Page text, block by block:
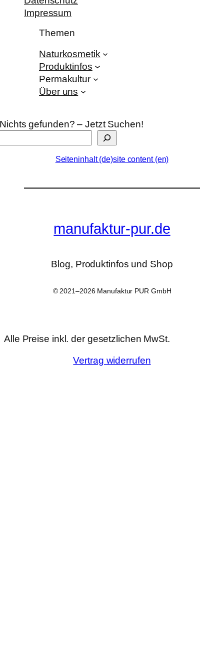
Impressum
Themen
Naturkosmetik
Produktinfos
Permakultur
Über uns
Nichts gefunden? – Jetzt Suchen!
Seiteninhalt (de)site content (en)
manufaktur-pur.de
Blog, Produktinfos und Shop
© 2021–2026 Manufaktur PUR GmbH
Alle Preise inkl. der gesetzlichen MwSt.
Vertrag widerrufen